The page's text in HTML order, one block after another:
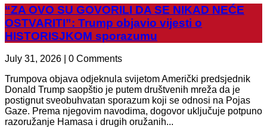
“ZA OVO SU GOVORILI DA SE NIKAD NEĆE
OSTVARITI”: Trump objavio vijesti o
HISTORISJKOM sporazumu
July 31, 2026 | 0 Comments
Trumpova objava odjeknula svijetom Američki predsjednik
Donald Trump saopštio je putem društvenih mreža da je
postignut sveobuhvatan sporazum koji se odnosi na Pojas
Gaze. Prema njegovim navodima, dogovor uključuje potpuno
razoružanje Hamasa i drugih oružanih...